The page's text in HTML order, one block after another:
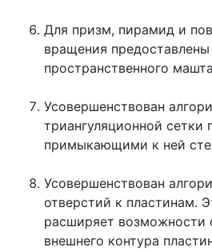
Для призм, пирамид и
вращения
пространственного
Усовершенствован
триангуляционной сетки
примыкающими к ней
Усовершенствован
отверстий к пластинам.
расширяет возможности
внешнего контура